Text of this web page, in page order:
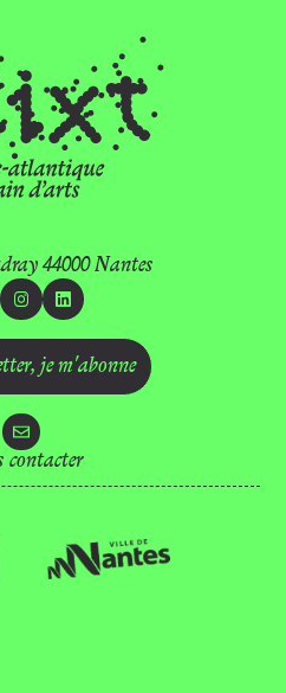
44000 Nantes
InstagramLinkedin
je m'abonne
contacter